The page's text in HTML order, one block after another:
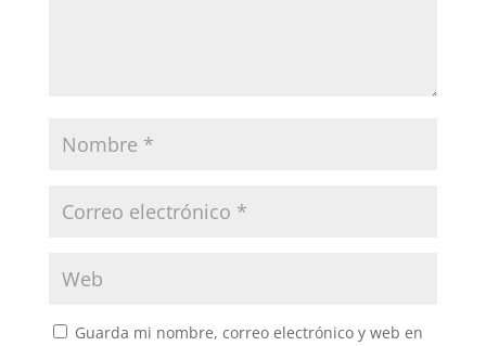
Guarda mi nombre, correo electrónico y web en